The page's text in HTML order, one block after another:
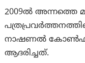
2009ല്‍ അന്നത്തെ
നാഷണല്‍
ആദരിച്ചത്.